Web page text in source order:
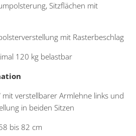
Sitzflächen mit
mit Rasterbeschlag
120 kg belastbar
verstellbarer Armlehne links und
in beiden Sitzen
bis 82 cm